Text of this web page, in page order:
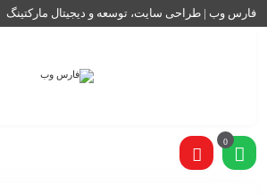
فارس وب | طراحی سایت، توسعه و دیجیتال مارکتینگ
0